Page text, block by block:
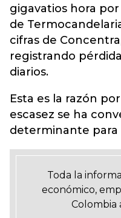
gigavatios hora
de
cifras de
registrando
diarios.
Esta es la razón
escasez se ha
determinante
Toda la
económico,
Colombia